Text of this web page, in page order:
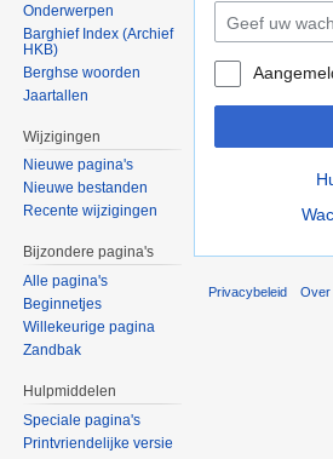
Onderwerpen
Barghief Index (Archief
HKB)
Berghse woorden
Jaartallen
Wijzigingen
Nieuwe pagina's
Nieuwe bestanden
Recente wijzigingen
Bijzondere pagina's
Alle pagina's
Beginnetjes
Willekeurige pagina
Zandbak
Hulpmiddelen
Speciale pagina's
Printvriendelijke versie
Privacybeleid Over